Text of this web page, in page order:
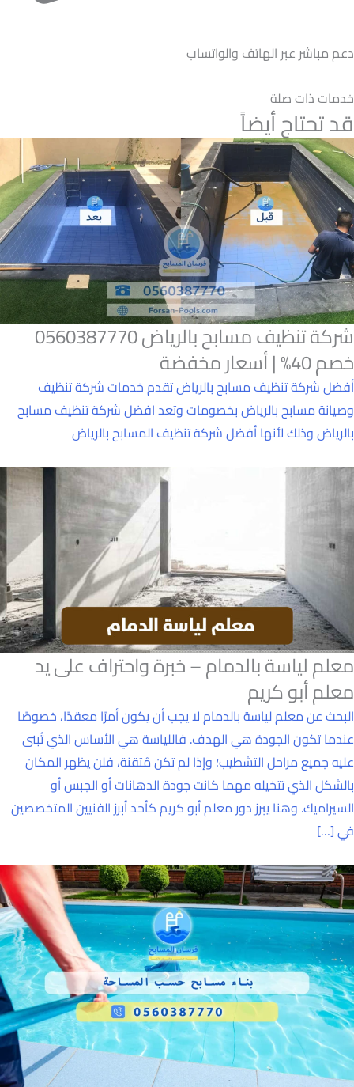
دعم مباشر عبر الهاتف والواتساب
خدمات ذات صلة
قد تحتاج أيضاً
شركة تنظيف مسابح بالرياض 0560387770
خصم 40% | أسعار مخفضة
أفضل شركة تنظيف مسابح بالرياض تقدم خدمات شركة تنظيف
وصيانة مسابح بالرياض بخصومات وتعد افضل شركة تنظيف مسابح
بالرياض وذلك لأنها أفضل شركة تنظيف المسابح بالرياض
معلم لياسة بالدمام – خبرة واحتراف على يد
معلم أبو كريم
البحث عن معلم لياسة بالدمام لا يجب أن يكون أمرًا معقدًا، خصوصًا
عندما تكون الجودة هي الهدف. فاللياسة هي الأساس الذي تُبنى
عليه جميع مراحل التشطيب؛ وإذا لم تكن مُتقنة، فلن يظهر المكان
بالشكل الذي تتخيله مهما كانت جودة الدهانات أو الجبس أو
السيراميك. وهنا يبرز دور معلم أبو كريم كأحد أبرز الفنيين المتخصصين
في […]